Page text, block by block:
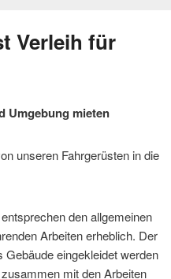
Verleih für
Umgebung mieten
unseren Fahrgerüsten in die
den allgemeinen
Arbeiten erheblich. Der
eingekleidet werden
mit den Arbeiten